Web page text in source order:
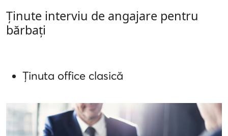
Ținute interviu de angajare pentru
bărbați
Ținuta office clasică